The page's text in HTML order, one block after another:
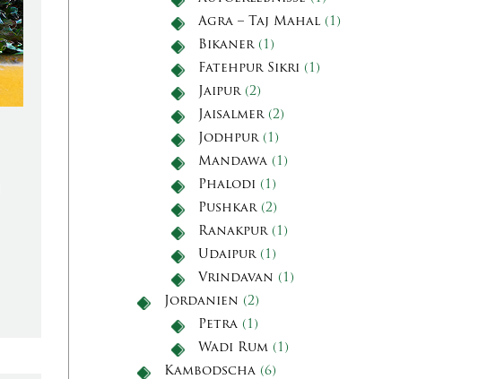
Agra – Taj Mahal (1)
Bikaner(1)
Fatehpur Sikri (1)
Jaipur(2)
Jaisalmer(2)
Jodhpur(1)
Mandawa (1)
Phalodi (1)
Pushkar(2)
Ranakpur(1)
Udaipur(1)
Vrindavan (1)
Jordanien (2)
Petra (1)
Wadi Rum (1)
Kambodscha (6)